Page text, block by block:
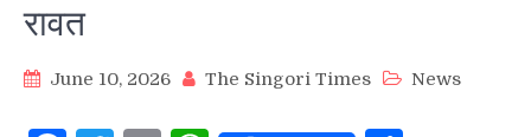
रावत
June 10, 2026 The Singori Times News